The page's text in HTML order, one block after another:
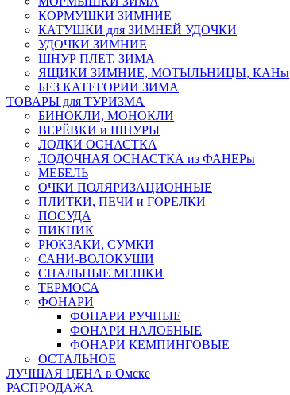
КОРМУШКИ ЗИМНИЕ
КАТУШКИ для ЗИМНЕЙ УДОЧКИ
УДОЧКИ ЗИМНИЕ
ШНУР ПЛЕТ. ЗИМА
ЯЩИКИ ЗИМНИЕ, МОТЫЛЬНИЦЫ, КАНы
БЕЗ КАТЕГОРИИ ЗИМА
ТОВАРЫ для ТУРИЗМА
БИНОКЛИ, МОНОКЛИ
ВЕРЁВКИ и ШНУРЫ
ЛОДКИ ОСНАСТКА
ЛОДОЧНАЯ ОСНАСТКА из ФАНЕРы
МЕБЕЛЬ
ОЧКИ ПОЛЯРИЗАЦИОННЫЕ
ПЛИТКИ, ПЕЧИ и ГОРЕЛКИ
ПОСУДА
ПИКНИК
РЮКЗАКИ, СУМКИ
САНИ-ВОЛОКУШИ
СПАЛЬНЫЕ МЕШКИ
ТЕРМОСА
ФОНАРИ
ФОНАРИ РУЧНЫЕ
ФОНАРИ НАЛОБНЫЕ
ФОНАРИ КЕМПИНГОВЫЕ
ОСТАЛЬНОЕ
ЛУЧШАЯ ЦЕНА в Омске
РАСПРОДАЖА